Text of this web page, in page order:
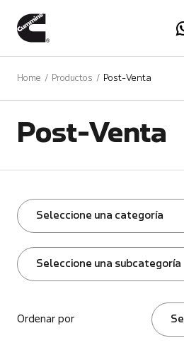
Home Productos Post-Venta
Post-Venta
Seleccione una categoría
Seleccione una subcategoría
Ordenar por